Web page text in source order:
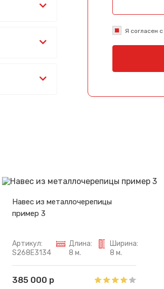
Я согласен с
Навес из металлочерепицы
пример 3
Артикул:
S268E3134
Длина:
8 м.
Ширина:
8 м.
385 000 р